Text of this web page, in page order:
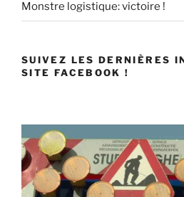
Monstre logistique: victoire !
SUIVEZ LES DERNIÈRES
SITE FACEBOOK !